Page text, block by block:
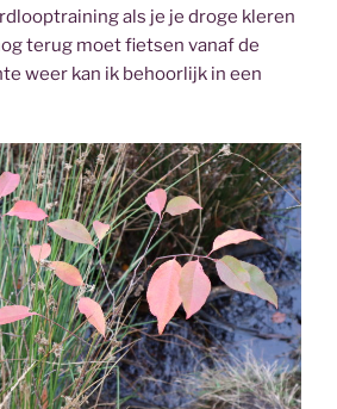
als je je droge kleren
terug moet fietsen vanaf de
weer kan ik behoorlijk in een